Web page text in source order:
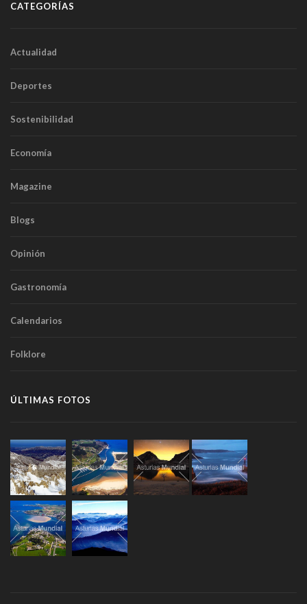
CATEGORÍAS
Actualidad
Deportes
Sostenibilidad
Economía
Magazine
Blogs
Opinión
Gastronomía
Calendarios
Folklore
ÚLTIMAS FOTOS